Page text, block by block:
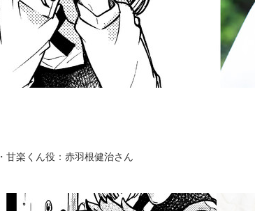
・甘楽くん役：赤羽根健治さん